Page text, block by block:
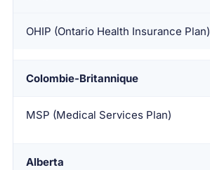
OHIP (Ontario Health Insurance Plan)
Colombie-Britannique
MSP (Medical Services Plan)
Alberta